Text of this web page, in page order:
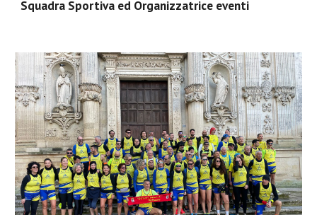
Squadra Sportiva ed Organizzatrice eventi